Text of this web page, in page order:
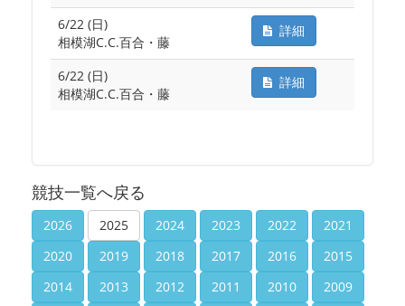
6/22 (日)
相模湖C.C.百合・藤
詳細
6/22 (日)
相模湖C.C.百合・藤
詳細
競技一覧へ戻る
2026 2025 2024 2023 2022
2021
2020
2019 2018 2017 2016
2015
2014
2013 2012 2011 2010
2009